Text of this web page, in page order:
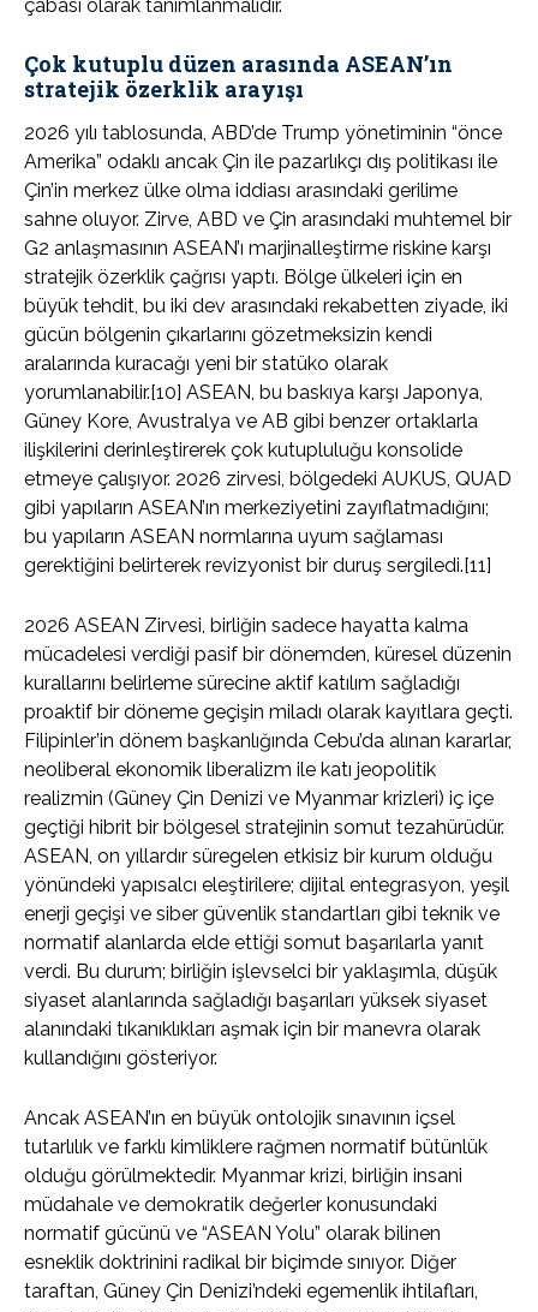
çabası olarak tanımlanmalıdır.
Çok kutuplu düzen arasında ASEAN’ın
stratejik özerklik arayışı
2026 yılı tablosunda, ABD’de Trump yönetiminin “önce
Amerika” odaklı ancak Çin ile pazarlıkçı dış politikası ile
Çin’in merkez ülke olma iddiası arasındaki gerilime
sahne oluyor. Zirve, ABD ve Çin arasındaki muhtemel bir
G2 anlaşmasının ASEAN’ı marjinalleştirme riskine karşı
stratejik özerklik çağrısı yaptı. Bölge ülkeleri için en
büyük tehdit, bu iki dev arasındaki rekabetten ziyade, iki
gücün bölgenin çıkarlarını gözetmeksizin kendi
aralarında kuracağı yeni bir statüko olarak
yorumlanabilir.[10] ASEAN, bu baskıya karşı Japonya,
Güney Kore, Avustralya ve AB gibi benzer ortaklarla
ilişkilerini derinleştirerek çok kutupluluğu konsolide
etmeye çalışıyor. 2026 zirvesi, bölgedeki AUKUS, QUAD
gibi yapıların ASEAN’ın merkeziyetini zayıflatmadığını;
bu yapıların ASEAN normlarına uyum sağlaması
gerektiğini belirterek revizyonist bir duruş sergiledi.[11]
2026 ASEAN Zirvesi, birliğin sadece hayatta kalma
mücadelesi verdiği pasif bir dönemden, küresel düzenin
kurallarını belirleme sürecine aktif katılım sağladığı
proaktif bir döneme geçişin miladı olarak kayıtlara geçti.
Filipinler’in dönem başkanlığında Cebu’da alınan kararlar,
neoliberal ekonomik liberalizm ile katı jeopolitik
realizmin (Güney Çin Denizi ve Myanmar krizleri) iç içe
geçtiği hibrit bir bölgesel stratejinin somut tezahürüdür.
ASEAN, on yıllardır süregelen etkisiz bir kurum olduğu
yönündeki yapısalcı eleştirilere; dijital entegrasyon, yeşil
enerji geçişi ve siber güvenlik standartları gibi teknik ve
normatif alanlarda elde ettiği somut başarılarla yanıt
verdi. Bu durum; birliğin işlevselci bir yaklaşımla, düşük
siyaset alanlarında sağladığı başarıları yüksek siyaset
alanındaki tıkanıklıkları aşmak için bir manevra olarak
kullandığını gösteriyor.
Ancak ASEAN’ın en büyük ontolojik sınavının içsel
tutarlılık ve farklı kimliklere rağmen normatif bütünlük
olduğu görülmektedir. Myanmar krizi, birliğin insani
müdahale ve demokratik değerler konusundaki
normatif gücünü ve “ASEAN Yolu” olarak bilinen
esneklik doktrinini radikal bir biçimde sınıyor. Diğer
taraftan, Güney Çin Denizi’ndeki egemenlik ihtilafları,